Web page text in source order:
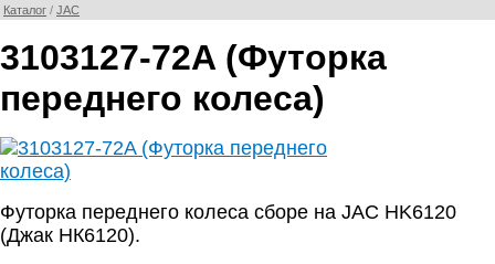
Каталог / JAC
3103127-72A (Футорка
переднего колеса)
Футорка переднего колеса сборе на JAC HK6120
(Джак НК6120).